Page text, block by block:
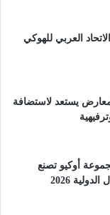
العربي للهوكي
يستعد لاستضافة
أوكيو تصنع
2026